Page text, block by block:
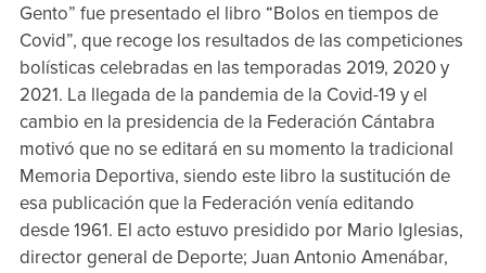
Gento” fue presentado el libro “Bolos en tiempos de
Covid”, que recoge los resultados de las competiciones
bolísticas celebradas en las temporadas 2019, 2020 y
2021. La llegada de la pandemia de la Covid-19 y el
cambio en la presidencia de la Federación Cántabra
motivó que no se editará en su momento la tradicional
Memoria Deportiva, siendo este libro la sustitución de
esa publicación que la Federación venía editando
desde 1961. El acto estuvo presidido por Mario Iglesias,
director general de Deporte; Juan Antonio Amenábar,